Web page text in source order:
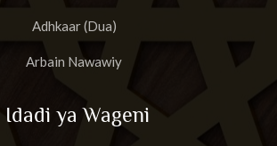
Adhkaar (Dua)
Arbain Nawawiy
Idadi ya Wageni